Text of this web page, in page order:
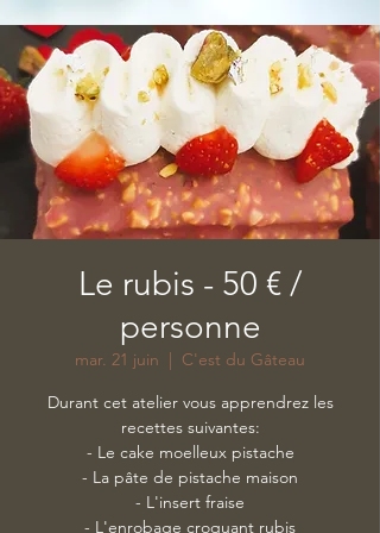
Le rubis - 50 € /
personne
mar. 21 juin
  |
C'est du Gâteau
Durant cet atelier vous apprendrez les
recettes suivantes:
- Le cake moelleux pistache
- La pâte de pistache maison
- L'insert fraise
- L'enrobage croquant rubis